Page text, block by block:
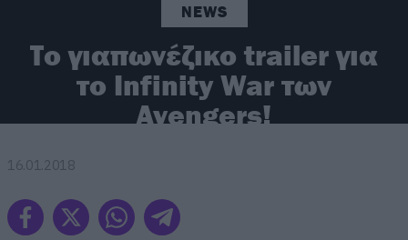
NEWS
Το γιαπωνέζικο trailer για
το Infinity War των
Avengers!
16.01.2018